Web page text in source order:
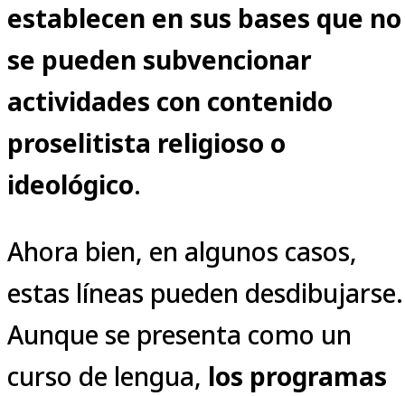
establecen en sus bases que no
se pueden subvencionar
actividades con contenido
proselitista religioso o
ideológico.
Ahora bien, en algunos casos,
estas líneas pueden desdibujarse.
Aunque se presenta como un
curso de lengua, los programas